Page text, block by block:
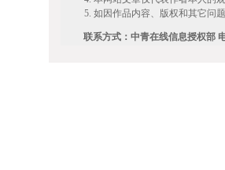
如因作品内容、版权和其它问
联系方式：中青在线信息授权部